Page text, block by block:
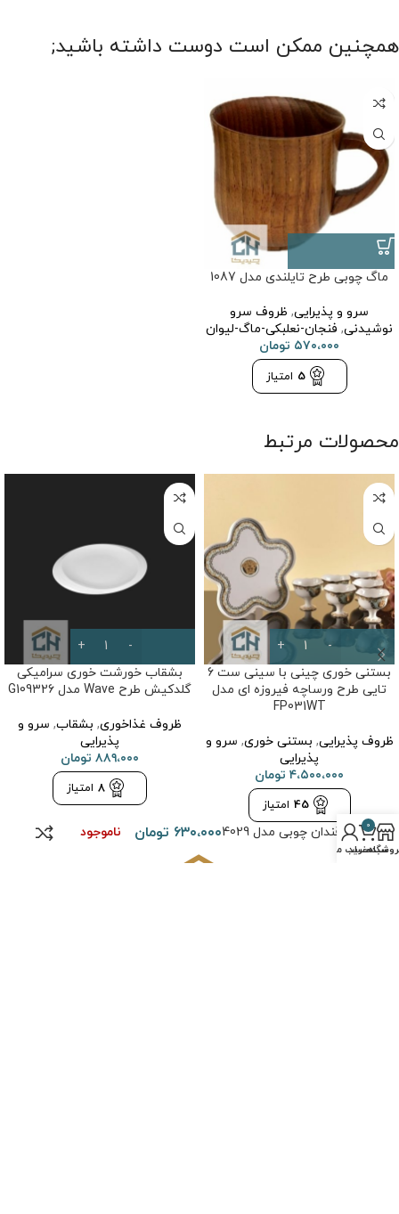
همچنین ممکن است دوست داشته باشید;
ماگ چوبی طرح تایلندی مدل 1087
سرو و پذیرایی, ظروف سرو
نوشیدنی, فنجان-نعلبکی-ماگ-لیوان
۵۷۰،۰۰۰ تومان
5 امتیاز
محصولات مرتبط
بستنی خوری چینی با سینی ست 6
تایی طرح ورساچه فیروزه ای مدل
FP031WT
ظروف پذیرایی, بستنی خوری, سرو و
پذیرایی
۴،۵۰۰،۰۰۰ تومان
45 امتیاز
بشقاب خورشت خوری سرامیکی
گلدکیش طرح Wave مدل G109326
ظروف غذاخوری, بشقاب, سرو و
پذیرایی
۸۸۹،۰۰۰ تومان
8 امتیاز
قندان چوبی مدل 4029 ۶۳۰،۰۰۰ تومان ناموجود 0
سبد خرید
حساب من